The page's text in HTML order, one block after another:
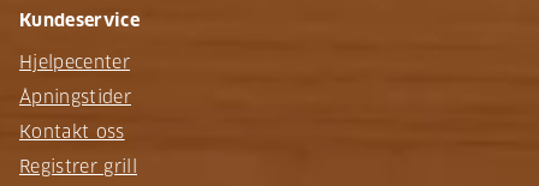
Kundeservice
Hjelpecenter
Åpningstider
Kontakt oss
Registrer grill